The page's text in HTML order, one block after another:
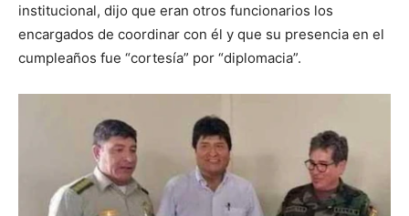
institucional, dijo que eran otros funcionarios los
encargados de coordinar con él y que su presencia en el
cumpleaños fue “cortesía” por “diplomacia”.